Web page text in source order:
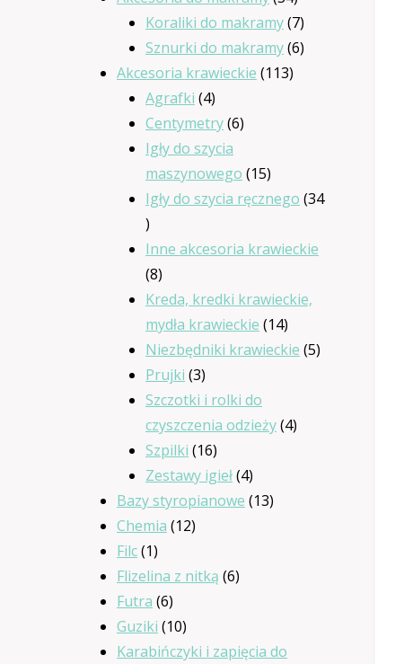
produkty
Koraliki do makramy 77
produktów
Sznurki do makramy 66
Akcesoria krawieckie 113113
Agrafki 44
produkty
Centymetry 66
Igły do szycia
maszynowego 1515
produktów
Igły do szycia ręcznego 34
34
produkty
Inne akcesoria krawieckie
88
produktów
Kreda, kredki krawieckie,
mydła krawieckie 1414
produktów
Niezbędniki krawieckie 55
Prujki 33
produkty
Szczotki i rolki do
czyszczenia odzieży 44
Szpilki 1616
produktów
Zestawy igieł 44
produkty
Bazy styropianowe 1313
Chemia 1212
Filc 11
produkt
Flizelina z nitką 66
Futra 66
produktów
Guziki 1010
produktów
Karabińczyki i zapięcia do